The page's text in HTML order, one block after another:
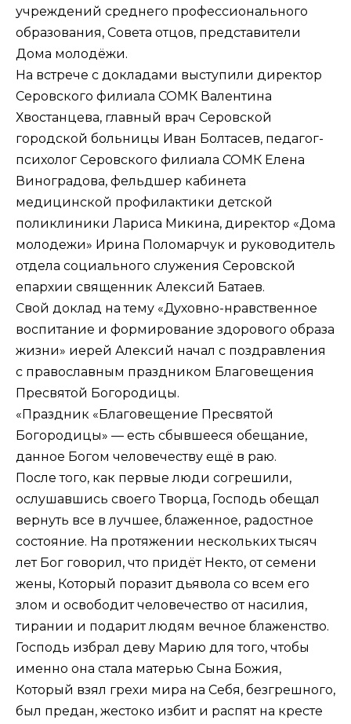
учреждений среднего профессионального
образования, Совета отцов, представители
Дома молодёжи.
На встрече с докладами выступили директор
Серовского филиала СОМК Валентина
Хвостанцева, главный врач Серовской
городской больницы Иван Болтасев, педагог-
психолог Серовского филиала СОМК Елена
Виноградова, фельдшер кабинета
медицинской профилактики детской
поликлиники Лариса Микина, директор «Дома
молодежи» Ирина Поломарчук и руководитель
отдела социального служения Серовской
епархии священник Алексий Батаев.
Свой доклад на тему «Духовно-нравственное
воспитание и формирование здорового образа
жизни» иерей Алексий начал с поздравления
с православным праздником Благовещения
Пресвятой Богородицы.
«Праздник «Благовещение Пресвятой
Богородицы» — есть сбывшееся обещание,
данное Богом человечеству ещё в раю.
После того, как первые люди согрешили,
ослушавшись своего Творца, Господь обещал
вернуть все в лучшее, блаженное, радостное
состояние. На протяжении нескольких тысяч
лет Бог говорил, что придёт Некто, от семени
жены, Который поразит дьявола со всем его
злом и освободит человечество от насилия,
тирании и подарит людям вечное блаженство.
Господь избрал деву Марию для того, чтобы
именно она стала матерью Сына Божия,
Который взял грехи мира на Себя, безгрешного,
был предан, жестоко избит и распят на кресте